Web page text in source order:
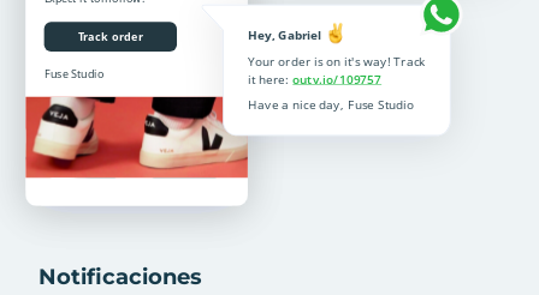
Notificaciones